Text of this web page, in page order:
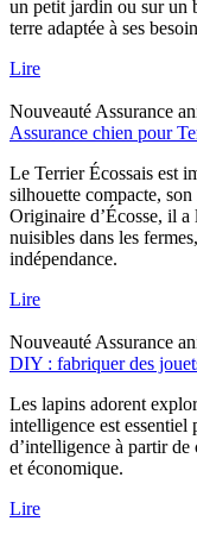
un petit jardin ou sur un
terre adaptée à ses
Lire
NouveautéAssurance
Assurance chien pour
Le Terrier Écossais est
silhouette compacte,
Originaire d’Écosse, il
nuisibles dans les
indépendance.
Lire
NouveautéAssurance
DIY : fabriquer des
Les lapins adorent
intelligence est essentiel
d’intelligence à partir
et économique.
Lire